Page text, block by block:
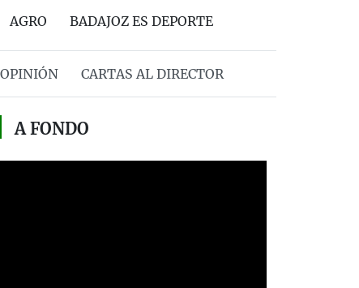
AGRO BADAJOZ ES DEPORTE
OPINIÓN CARTAS AL DIRECTOR
A FONDO